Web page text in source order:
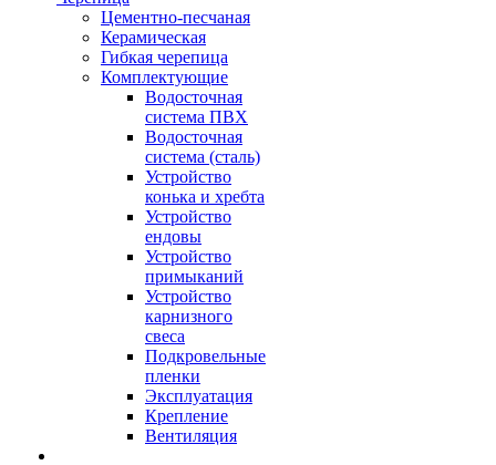
Цементно-песчаная
Керамическая
Гибкая черепица
Комплектующие
Водосточная
система ПВХ
Водосточная
система (сталь)
Устройство
конька и хребта
Устройство
ендовы
Устройство
примыканий
Устройство
карнизного
свеса
Подкровельные
пленки
Эксплуатация
Крепление
Вентиляция